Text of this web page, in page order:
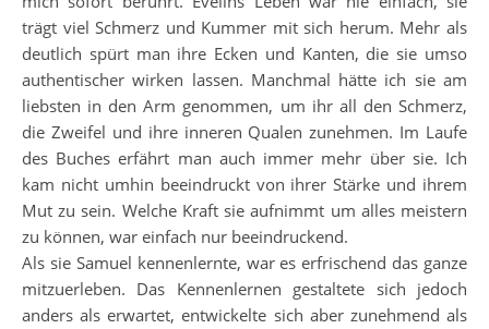
trägt viel Schmerz und Kummer mit sich herum. Mehr als
deutlich spürt man ihre Ecken und Kanten, die sie umso
authentischer wirken lassen. Manchmal hätte ich sie am
liebsten in den Arm genommen, um ihr all den Schmerz,
die Zweifel und ihre inneren Qualen zunehmen. Im Laufe
des Buches erfährt man auch immer mehr über sie. Ich
kam nicht umhin beeindruckt von ihrer Stärke und ihrem
Mut zu sein. Welche Kraft sie aufnimmt um alles meistern
zu können, war einfach nur beeindruckend.
Als sie Samuel kennenlernte, war es erfrischend das ganze
mitzuerleben. Das Kennenlernen gestaltete sich jedoch
anders als erwartet, entwickelte sich aber zunehmend als